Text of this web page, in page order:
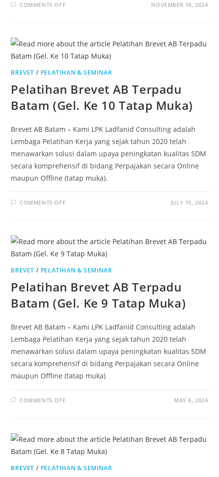
COMMENTS OFF NOVEMBER 18, 2024
BREVET / PELATIHAN & SEMINAR
Pelatihan Brevet AB Terpadu
Batam (Gel. Ke 10 Tatap Muka)
Brevet AB Batam – Kami LPK Ladfanid Consulting adalah
Lembaga Pelatihan Kerja yang sejak tahun 2020 telah
menawarkan solusi dalam upaya peningkatan kualitas SDM
secara komprehensif di bidang Perpajakan secara Online
maupun Offline (tatap muka).
COMMENTS OFF JULY 15, 2024
BREVET / PELATIHAN & SEMINAR
Pelatihan Brevet AB Terpadu
Batam (Gel. Ke 9 Tatap Muka)
Brevet AB Batam – Kami LPK Ladfanid Consulting adalah
Lembaga Pelatihan Kerja yang sejak tahun 2020 telah
menawarkan solusi dalam upaya peningkatan kualitas SDM
secara komprehensif di bidang Perpajakan secara Online
maupun Offline (tatap muka)
COMMENTS OFF MAY 6, 2024
BREVET / PELATIHAN & SEMINAR